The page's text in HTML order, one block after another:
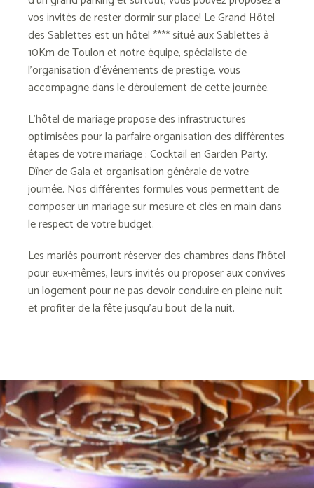
vos invités de rester dormir sur place! Le Grand Hôtel
des Sablettes est un hôtel **** situé aux Sablettes à
10Km de Toulon et notre équipe, spécialiste de
l’organisation d’événements de prestige, vous
accompagne dans le déroulement de cette journée.
L’hôtel de mariage propose des infrastructures
optimisées pour la parfaire organisation des différentes
étapes de votre mariage : Cocktail en Garden Party,
Dîner de Gala et organisation générale de votre
journée. Nos différentes formules vous permettent de
composer un mariage sur mesure et clés en main dans
le respect de votre budget.
Les mariés pourront réserver des chambres dans l’hôtel
pour eux-mêmes, leurs invités ou proposer aux convives
un logement pour ne pas devoir conduire en pleine nuit
et profiter de la fête jusqu’au bout de la nuit.